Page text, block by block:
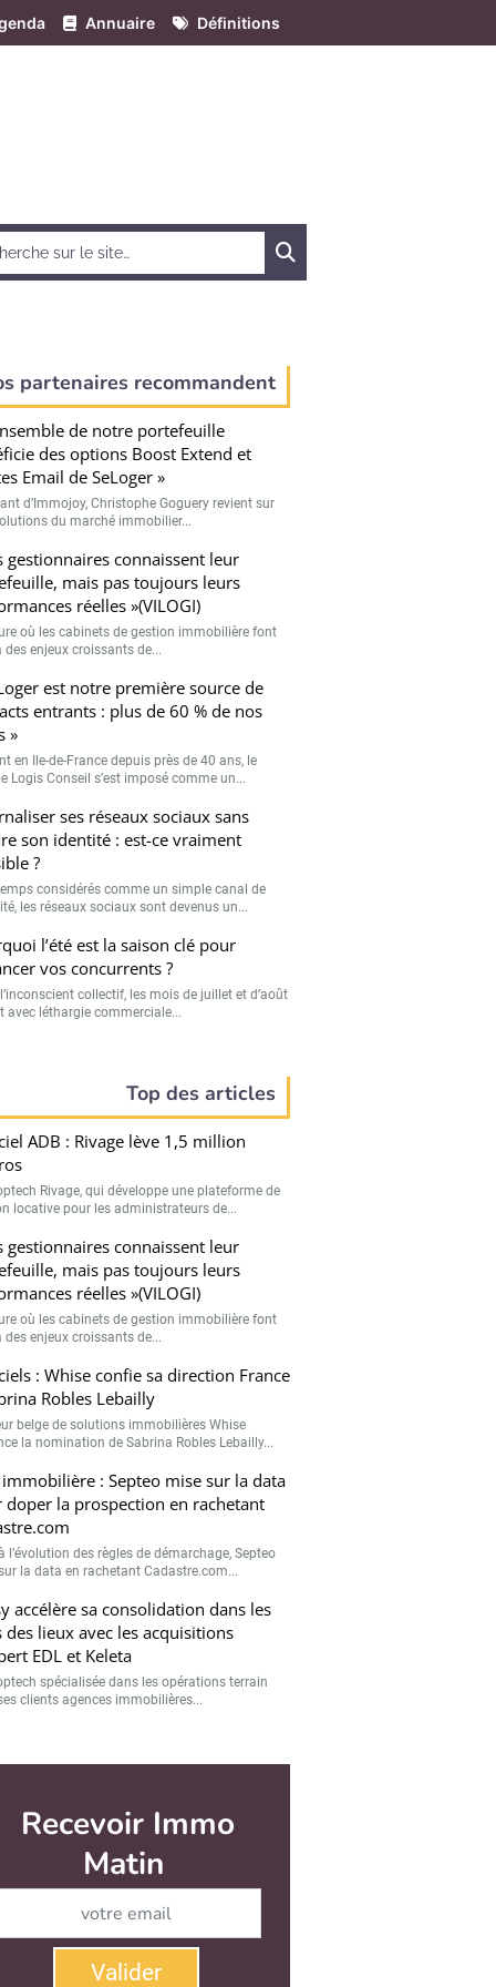
Annuaire Définitions
partenaires recommandent
de notre portefeuille
des options Boost Extend et
Email de SeLoger »
d’Immojoy, Christophe Goguery revient sur
du marché immobilier...
gestionnaires connaissent leur
mais pas toujours leurs
réelles »(VILOGI)
où les cabinets de gestion immobilière font
des enjeux croissants de...
est notre première source de
entrants : plus de 60 % de nos
»
en Ile-de-France depuis près de 40 ans, le
Logis Conseil s’est imposé comme un...
ses réseaux sociaux sans
son identité : est-ce vraiment
?
considérés comme un simple canal de
les réseaux sociaux sont devenus un...
l’été est la saison clé pour
vos concurrents ?
collectif, les mois de juillet et d’août
avec léthargie commerciale...
Top des articles
ADB : Rivage lève 1,5 million
Rivage, qui développe une plateforme de
locative pour les administrateurs de...
gestionnaires connaissent leur
mais pas toujours leurs
réelles »(VILOGI)
où les cabinets de gestion immobilière font
des enjeux croissants de...
: Whise confie sa direction France
Robles Lebailly
belge de solutions immobilières Whise
la nomination de Sabrina Robles Lebailly...
immobilière : Septeo mise sur la data
doper la prospection en rachetant
l’évolution des règles de démarchage, Septeo
la data en rachetant Cadastre.com...
accélère sa consolidation dans les
des lieux avec les acquisitions
EDL et Keleta
spécialisée dans les opérations terrain
clients agences immobilières...